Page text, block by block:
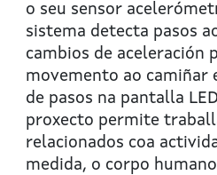
o seu sensor
sistema detecta pasos
cambios de aceleración
movemento ao camiñar
de pasos na pantalla
proxecto permite
relacionados coa
medida, o corpo